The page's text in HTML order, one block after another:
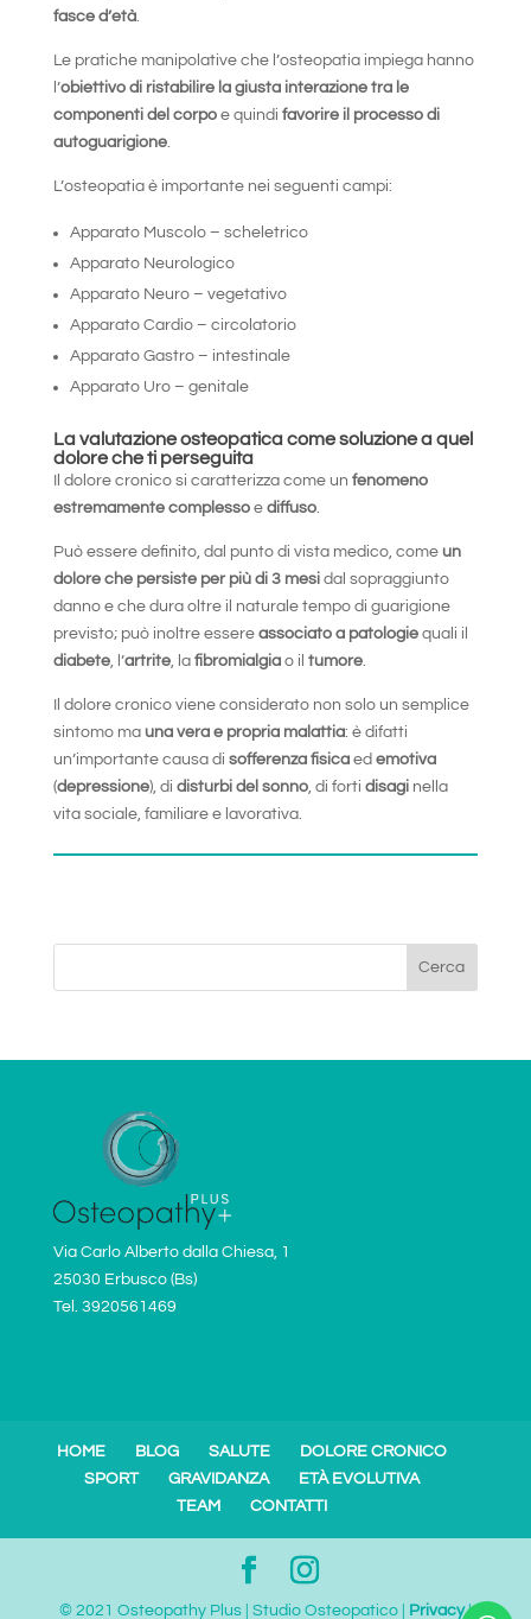
fasce d’età.
Le pratiche manipolative che l’osteopatia impiega hanno
l’obiettivo di ristabilire la giusta interazione tra le
componenti del corpoe quindi favorire il processo di
autoguarigione.
L’osteopatia è importante nei seguenti campi:
Apparato Muscolo – scheletrico
Apparato Neurologico
Apparato Neuro – vegetativo
Apparato Cardio – circolatorio
Apparato Gastro – intestinale
Apparato Uro – genitale
La valutazione osteopatica come soluzione a quel
dolore che ti perseguita
Il dolore cronico si caratterizza come un fenomeno
estremamente complessoe diffuso.
Può essere definito, dal punto di vista medico, come un
dolore che persiste per più di 3 mesidal sopraggiunto
danno e che dura oltre il naturale tempo di guarigione
previsto; può inoltre essere associato a patologiequali il
diabete, l’artrite, la fibromialgiao il tumore.
Il dolore cronico viene considerato non solo un semplice
sintomo ma una vera e propria malattia: è difatti
un’importante causa di sofferenza fisicaed emotiva
(depressione), di disturbi del sonno, di forti disaginella
vita sociale, familiare e lavorativa.
Cerca
Via Carlo Alberto dalla Chiesa, 1
25030 Erbusco (Bs)
Tel. 3920561469
HOME BLOG SALUTE
DOLORE CRONICO
SPORT
GRAVIDANZA
ETÀ EVOLUTIVA
TEAM
CONTATTI
© 2021 Osteopathy Plus | Studio Osteopatico | Privacy|